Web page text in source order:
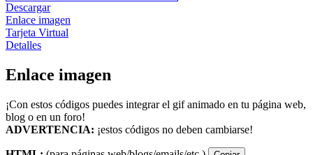
Descargar
Enlace imagen
Tarjeta Virtual
Detalles
Enlace imagen
¡Con estos códigos puedes integrar el gif animado en tu página web,
blog o en un foro!
ADVERTENCIA: ¡estos códigos no deben cambiarse!